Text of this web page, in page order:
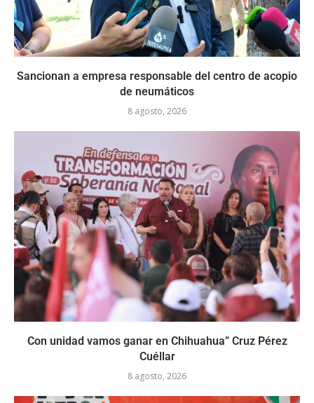
Sancionan a empresa responsable del centro de acopio
de neumáticos
8 agosto, 2026
Con unidad vamos ganar en Chihuahua” Cruz Pérez
Cuéllar
8 agosto, 2026